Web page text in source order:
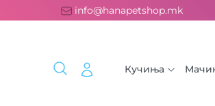
info@hanapetshop.mk
испорака над 2000 ден. ››› 2% од
Кучиња